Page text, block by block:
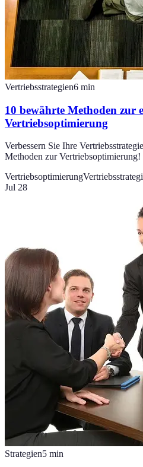
Vertriebsstrategien6 min
10 bewährte Methoden zur
Vertriebsoptimierung
Verbessern Sie Ihre
Methoden zur Vertriebsoptimierung!
Vertriebsoptimierung
Jul 28
Strategien5 min